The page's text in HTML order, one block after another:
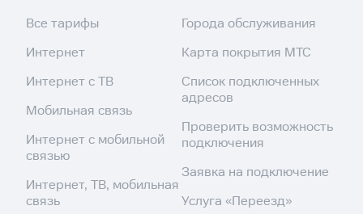
Все тарифы
Интернет
Интернет с ТВ
Мобильная связь
Интернет с мобильной
связью
Интернет, ТВ, мобильная
связь
Города обслуживания
Карта покрытия МТС
Список подключенных
адресов
Проверить возможность
подключения
Заявка на подключение
Услуга «Переезд»